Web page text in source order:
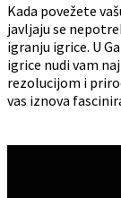
Kada povežete
javljaju se
igranju igrice. U
igrice nudi vam
rezolucijom i
vas iznova